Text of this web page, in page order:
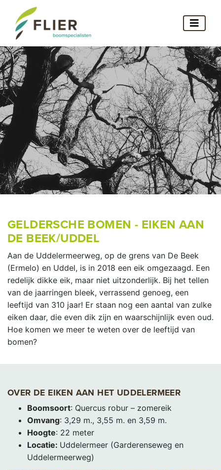
GELDERSCHE BOMEN - EIKEN AAN
DE BEEK/UDDEL
Aan de Uddelermeerweg, op de grens van De Beek
(Ermelo) en Uddel, is in 2018 een eik omgezaagd. Een
redelijk dikke eik, maar niet uitzonderlijk. Bij het tellen
van de jaarringen bleek, verrassend genoeg, een
leeftijd van 310 jaar! Er staan nog een aantal van zulke
eiken daar, die even dik zijn en waarschijnlijk even oud.
Hoe komen we meer te weten over de leeftijd van
bomen?
OVER DE EIKEN AAN HET UDDELERMEER
Boomsoort: Quercus robur – zomereik
Omvang: 3,29 m., 3,55 m. en 3,59 m.
Hoogte: 22 meter
Locatie: Uddelermeer (Garderenseweg en
Uddelermeerweg)